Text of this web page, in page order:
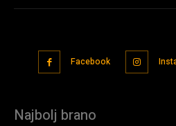
Facebook
Najbolj brano